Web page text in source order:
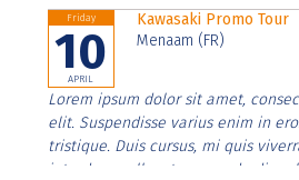
Friday
10
APRIL
Kawasaki Promo Tour
Menaam (FR)
Lorem ipsum dolor sit amet,
elit. Suspendisse varius enim in
tristique. Duis cursus, mi quis
interdum nulla, ut commodo diam